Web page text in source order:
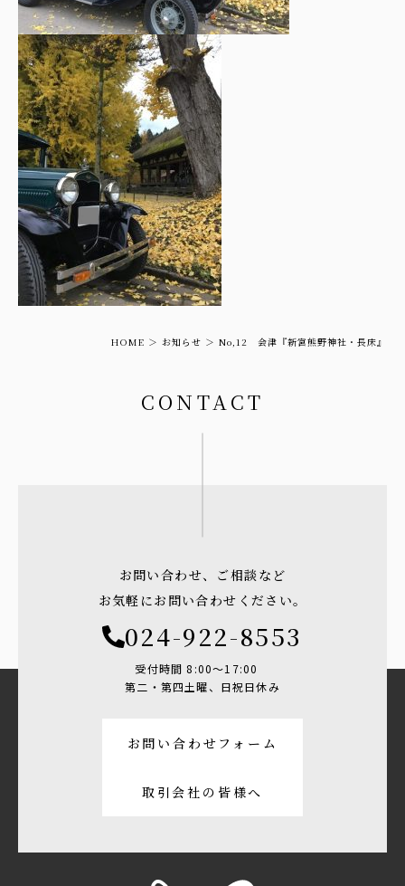
HOME お知らせ No,12 会津『新宮熊野神社・長床』
CONTACT
お問い合わせ、ご相談など
お気軽にお問い合わせください。
024-922-8553
受付時間 8:00〜17:00
第二・第四土曜、日祝日休み
お問い合わせフォーム
取引会社の皆様へ